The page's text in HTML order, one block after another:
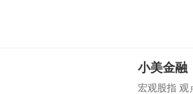
宏观股指 观